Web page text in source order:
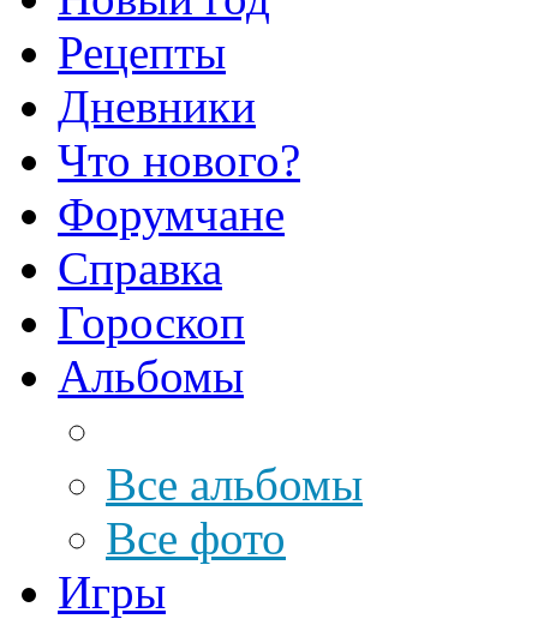
Рецепты
Дневники
Что нового?
Форумчане
Справка
Гороскоп
Альбомы
Все альбомы
Все фото
Игры